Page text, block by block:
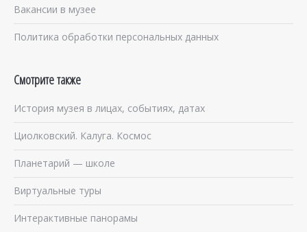
Вакансии в музее
Политика обработки персональных данных
Смотрите также
История музея в лицах, событиях, датах
Циолковский. Калуга. Космос
Планетарий — школе
Виртуальные туры
Интерактивные панорамы